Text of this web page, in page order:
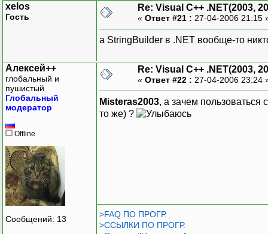
xelos
Гость
Re: Visual C++ .NET(2003,
« Ответ #21 : 27-04-2006 21:15
а StringBuilder в .NET вообще-то
Алексей++
глобальный и
пушистый
Глобальный
модератор
Offline
Сообщений: 13
Re: Visual C++ .NET(2003,
« Ответ #22 : 27-04-2006 23:24
Misteras2003, а зачем
то же) ?
>FAQ ПО ПРОГР.
>ССЫЛКИ ПО ПРОГР.